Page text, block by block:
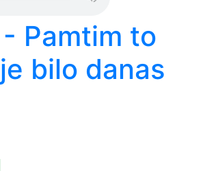
Pamtim to
bilo danas